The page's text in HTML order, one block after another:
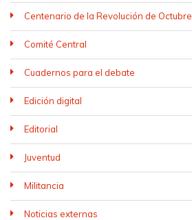
Centenario de la Revolución de Octubre
Comité Central
Cuadernos para el debate
Edición digital
Editorial
Juventud
Militancia
Noticias externas